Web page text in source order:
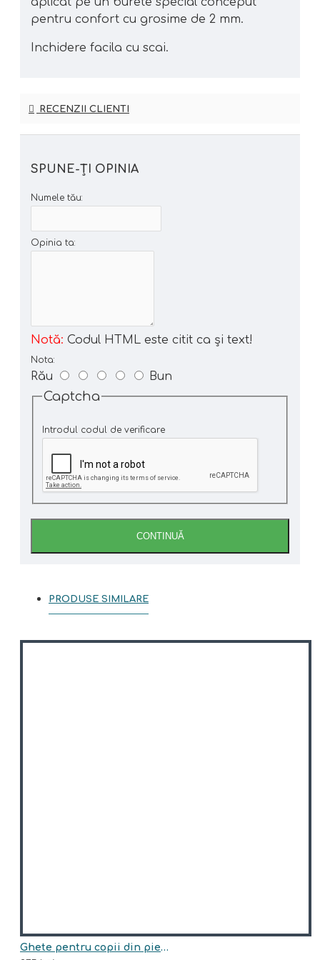
pentru confort cu grosime de 2 mm.
Inchidere facila cu scai.
RECENZII CLIENTI
SPUNE-ŢI OPINIA
Numele tău:
Opinia ta:
Notă: Codul HTML este citit ca şi text!
Nota:
Rău Bun
Captcha
Introdul codul de verificare
CONTINUĂ
PRODUSE SIMILARE
Ghete pentru copii din piele naturala model EDEN